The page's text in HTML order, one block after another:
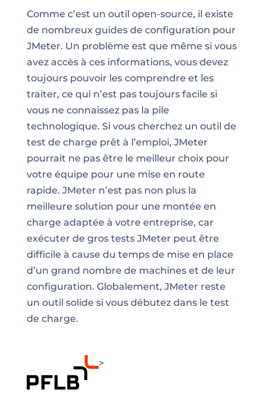
Comme c’est un outil open-source, il existe
de nombreux guides de configuration pour
JMeter. Un problème est que même si vous
avez accès à ces informations, vous devez
toujours pouvoir les comprendre et les
traiter, ce qui n’est pas toujours facile si
vous ne connaissez pas la pile
technologique. Si vous cherchez un outil de
test de charge prêt à l’emploi, JMeter
pourrait ne pas être le meilleur choix pour
votre équipe pour une mise en route
rapide. JMeter n’est pas non plus la
meilleure solution pour une montée en
charge adaptée à votre entreprise, car
exécuter de gros tests JMeter peut être
difficile à cause du temps de mise en place
d’un grand nombre de machines et de leur
configuration. Globalement, JMeter reste
un outil solide si vous débutez dans le test
de charge.
>